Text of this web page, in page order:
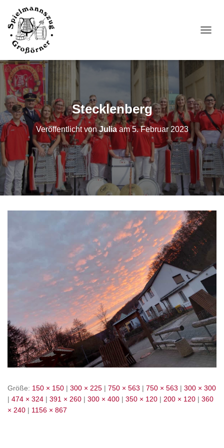
T
O
N
U
M
C
H
N
Stecklenberg
Veröffentlicht vonJuliaam5. Februar 2023
Größe: 150 × 150 | 300 × 225 | 750 × 563 | 750 × 563 | 300 × 300
| 474 × 324 | 391 × 260 | 300 × 400 | 350 × 120 | 200 × 120 | 360
× 240 | 1156 × 867